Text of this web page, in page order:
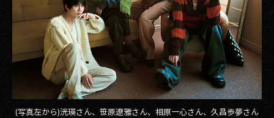
(写真左から)洸瑛さん、笹原遼雅さん、相原一心さん、久昌歩夢さん